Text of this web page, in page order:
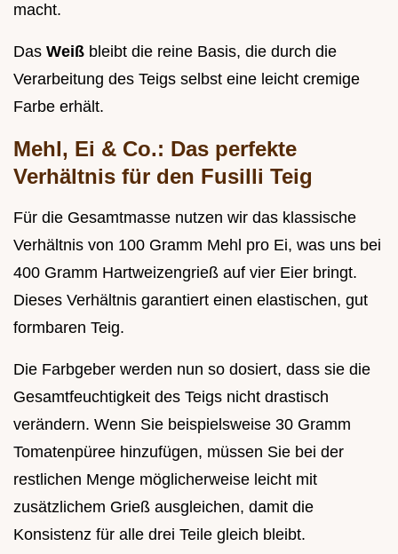
macht.
Das Weiß bleibt die reine Basis, die durch die
Verarbeitung des Teigs selbst eine leicht cremige
Farbe erhält.
Mehl, Ei & Co.: Das perfekte
Verhältnis für den Fusilli Teig
Für die Gesamtmasse nutzen wir das klassische
Verhältnis von 100 Gramm Mehl pro Ei, was uns bei
400 Gramm Hartweizengrieß auf vier Eier bringt.
Dieses Verhältnis garantiert einen elastischen, gut
formbaren Teig.
Die Farbgeber werden nun so dosiert, dass sie die
Gesamtfeuchtigkeit des Teigs nicht drastisch
verändern. Wenn Sie beispielsweise 30 Gramm
Tomatenpüree hinzufügen, müssen Sie bei der
restlichen Menge möglicherweise leicht mit
zusätzlichem Grieß ausgleichen, damit die
Konsistenz für alle drei Teile gleich bleibt.